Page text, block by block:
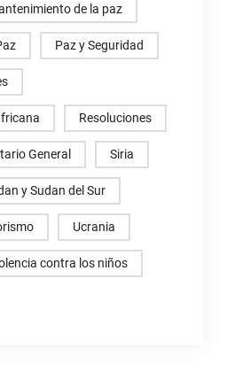
de la paz
Paz y Seguridad
Resoluciones
General Siria
y Sudan del Sur
Ucrania
contra los niños